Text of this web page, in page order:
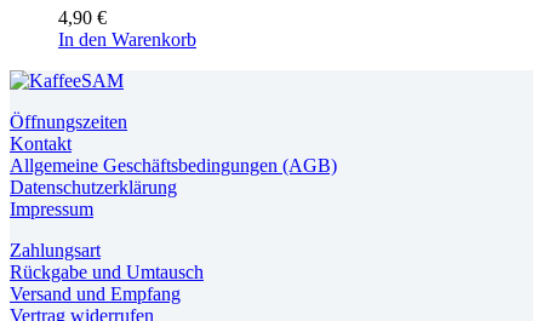
4,90 €
In den Warenkorb
Öffnungszeiten
Kontakt
Allgemeine Geschäftsbedingungen (AGB)
Datenschutzerklärung
Impressum
Zahlungsart
Rückgabe und Umtausch
Versand und Empfang
Vertrag widerrufen